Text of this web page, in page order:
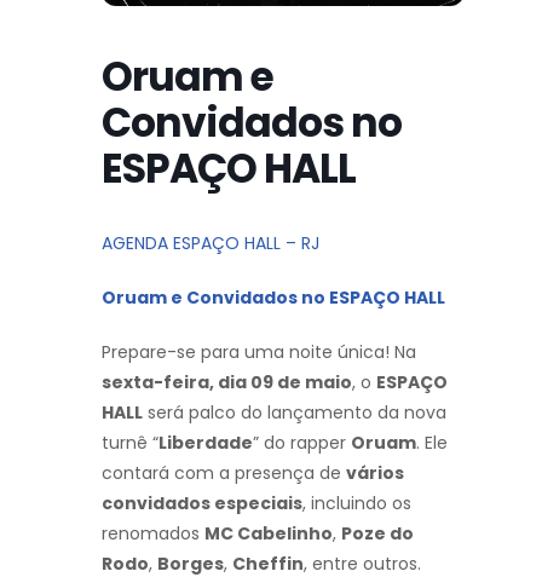
Oruam e
Convidados no
ESPAÇO HALL
AGENDA ESPAÇO HALL – RJ
Oruam e Convidados no ESPAÇO HALL
Prepare-se para uma noite única! Na
sexta-feira, dia 09 de maio, o ESPAÇO
HALL será palco do lançamento da nova
turnê “Liberdade” do rapper Oruam. Ele
contará com a presença de vários
convidados especiais, incluindo os
renomados MC Cabelinho, Poze do
Rodo, Borges, Cheffin, entre outros.